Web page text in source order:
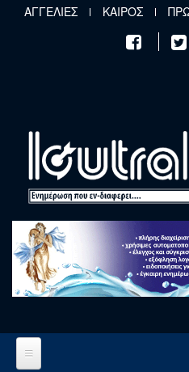
Παράκαμψη προς το κυρίως
ΑΓΓΕΛΙΕΣ ΚΑΙΡΟΣ